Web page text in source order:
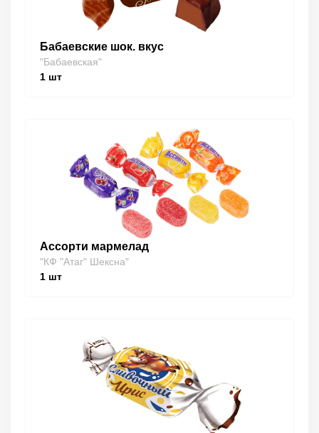
Бабаевские шок. вкус
"Бабаевская"
1 шт
Ассорти мармелад
"КФ "Атаг" Шексна"
1 шт